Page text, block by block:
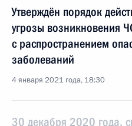
Утверждён порядок
угрозы возникновения
с распространением
заболеваний
4 января 2021 года, 18:30
30 декабря 2020 года,